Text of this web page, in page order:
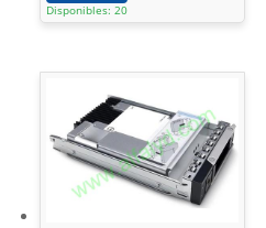
Disponibles: 20